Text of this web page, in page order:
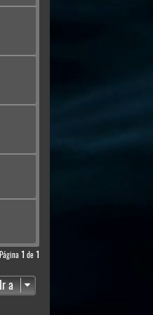
1 de 1
Ir a